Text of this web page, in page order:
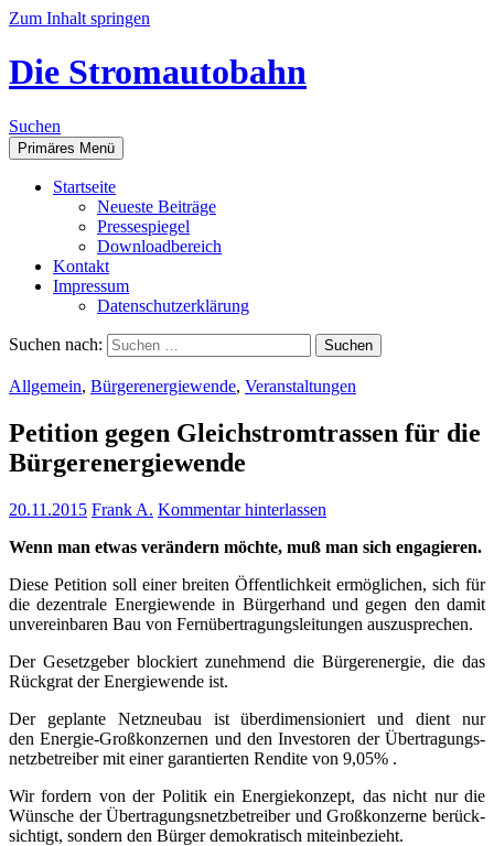
Zum Inhalt springen
Die Stromautobahn
Suchen
Primäres Menü
Start­sei­te
Neu­es­te Beiträge
Pres­se­spie­gel
Down­load­be­reich
Kon­takt
Impres­sum
Daten­schutz­er­klä­rung
Suchen nach:
Allgemein, Bürgerenergiewende, Veranstaltungen
Peti­ti­on gegen Gleich­strom­tras­sen für die
Bürgerenergiewende
20.11.2015 Frank A. Kommentar hinterlassen
Wenn man etwas ver­än­dern möch­te, muß man sich engagieren.
Die­se Peti­ti­on soll einer brei­ten Öffent­lich­keit ermög­li­chen, sich für
die dezen­tra­le Ener­gie­wen­de in Bür­ger­hand und gegen den damit
unver­ein­ba­ren Bau von Fern­über­tra­gungs­lei­tun­gen auszusprechen.
Der Gesetz­ge­ber blo­ckiert zuneh­mend die Bür­ger­en­er­gie, die das
Rück­grat der Ener­gie­wen­de ist.
Der geplan­te Netz­neu­bau ist über­di­men­sio­niert und dient nur
den Ener­gie-Groß­kon­zer­nen und den Inves­to­ren der Über­tra­gungs­
netz­be­trei­ber mit einer garan­tier­ten Ren­di­te von 9,05% .
Wir for­dern von der Poli­tik ein Ener­gie­kon­zept, das nicht nur die
Wün­sche der Über­tra­gungs­netz­be­trei­ber und Groß­kon­zer­ne berück­
sich­tigt, son­dern den Bür­ger demo­kra­tisch miteinbezieht.